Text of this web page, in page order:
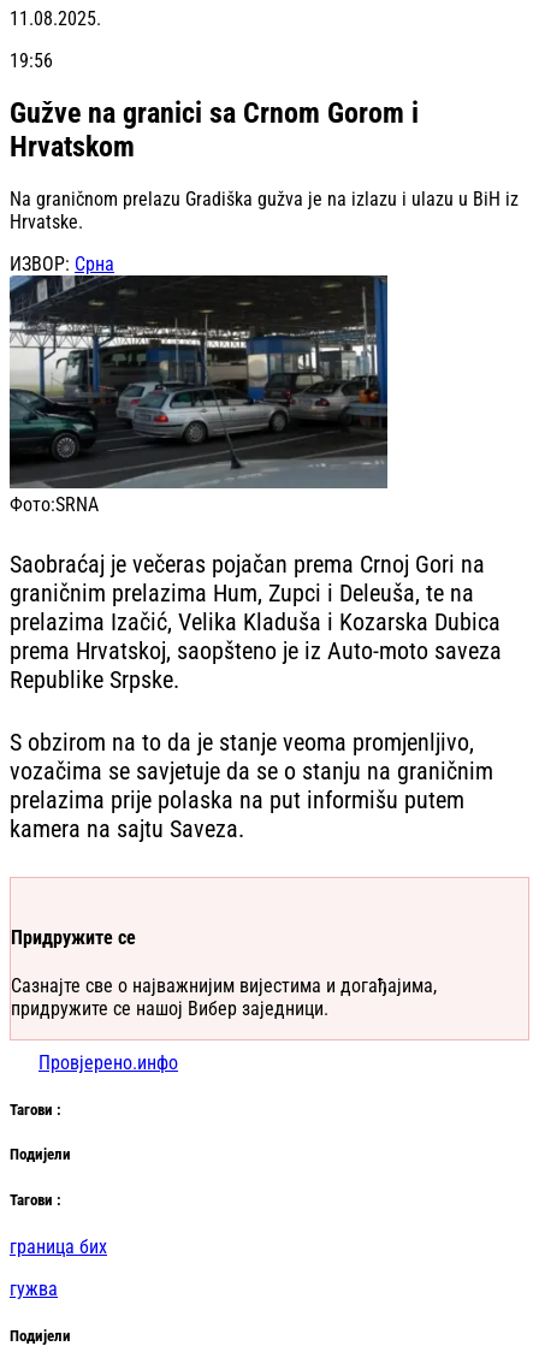
11.08.2025.
19:56
Gužve na granici sa Crnom Gorom i
Hrvatskom
Na graničnom prelazu Gradiška gužva je na izlazu i ulazu u BiH iz
Hrvatske.
ИЗВОР: Срна
Фото:SRNA
Saobraćaj je večeras pojačan prema Crnoj Gori na
graničnim prelazima Hum, Zupci i Deleuša, te na
prelazima Izačić, Velika Kladuša i Kozarska Dubica
prema Hrvatskoj, saopšteno je iz Auto-moto saveza
Republike Srpske.
S obzirom na to da je stanje veoma promjenljivo,
vozačima se savjetuje da se o stanju na graničnim
prelazima prije polaska na put informišu putem
kamera na sajtu Saveza.
Придружите се
Сазнајте све о најважнијим вијестима и догађајима,
придружите се нашој Вибер заједници.
Провјерено.инфо
Тагови :
Подијели
Тагови :
граница бих
гужва
Подијели